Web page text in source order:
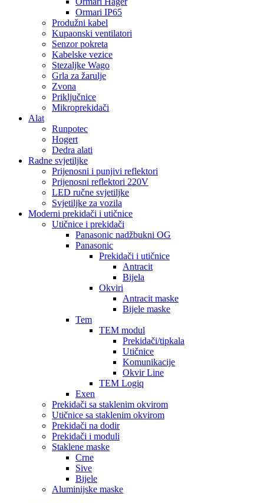
Ormari IP65
Produžni kabel
Kupaonski ventilatori
Senzor pokreta
Kabelske vezice
Stezaljke Wago
Grla za žarulje
Zvona
Priključnice
Mikroprekidači
Alat
Runpotec
Hogert
Dedra alati
Radne svjetiljke
Prijenosni i punjivi reflektori
Prijenosni reflektori 220V
LED ručne svjetiljke
Svjetiljke za vozila
Moderni prekidači i utičnice
Utičnice i prekidači
Panasonic nadžbukni OG
Panasonic
Prekidači i utičnice
Antracit
Bijela
Okviri
Antracit maske
Bijele maske
Tem
TEM modul
Prekidači/tipkala
Utičnice
Komunikacije
Okvir Line
TEM Logiq
Exen
Prekidači sa staklenim okvirom
Utičnice sa staklenim okvirom
Prekidači na dodir
Prekidači i moduli
Staklene maske
Crne
Sive
Bijele
Aluminijske maske